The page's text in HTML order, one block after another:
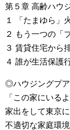
第５章 高齢ハウ
１ 「たまゆら」
２ もう一つの「
３ 賃貸住宅から
４ 誰が生活保護
◎ハウジングプ
「この家にいる
家出をして東京
不適切な家庭環